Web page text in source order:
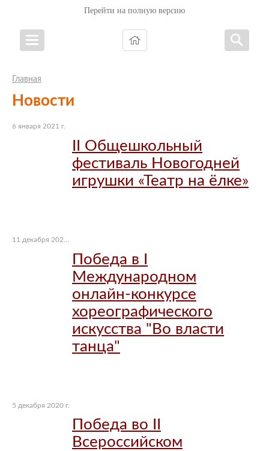
Перейти на полную версию
Главная
Новости
6 января 2021 г.
II Общешкольный
фестиваль Новогодней
игрушки «Театр на ёлке»
Победа в I
Международном
онлайн-конкурсе
хореографического
искусства "Во власти
танца"
5 декабря 2020 г.
Победа во II
Всероссийском